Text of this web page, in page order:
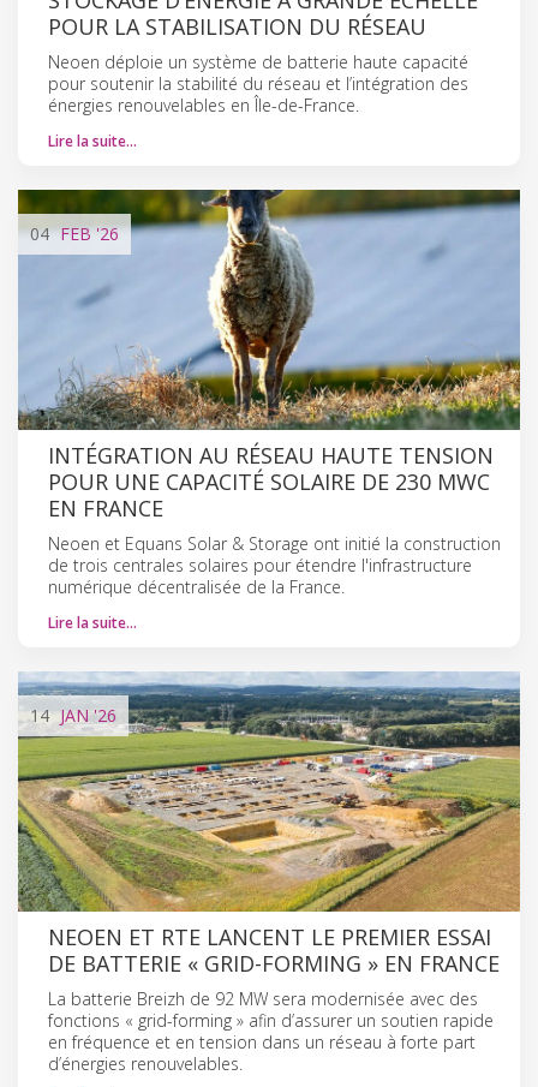
POUR LA STABILISATION DU RÉSEAU
Neoen déploie un système de batterie haute capacité
pour soutenir la stabilité du réseau et l’intégration des
énergies renouvelables en Île-de-France.
Lire la suite…
04 FEB'26
INTÉGRATION AU RÉSEAU HAUTE TENSION
POUR UNE CAPACITÉ SOLAIRE DE 230 MWC
EN FRANCE
Neoen et Equans Solar & Storage ont initié la construction
de trois centrales solaires pour étendre l'infrastructure
numérique décentralisée de la France.
Lire la suite…
14 JAN '26
NEOEN ET RTE LANCENT LE PREMIER ESSAI
DE BATTERIE « GRID-FORMING » EN FRANCE
La batterie Breizh de 92 MW sera modernisée avec des
fonctions « grid-forming » afin d’assurer un soutien rapide
en fréquence et en tension dans un réseau à forte part
d’énergies renouvelables.